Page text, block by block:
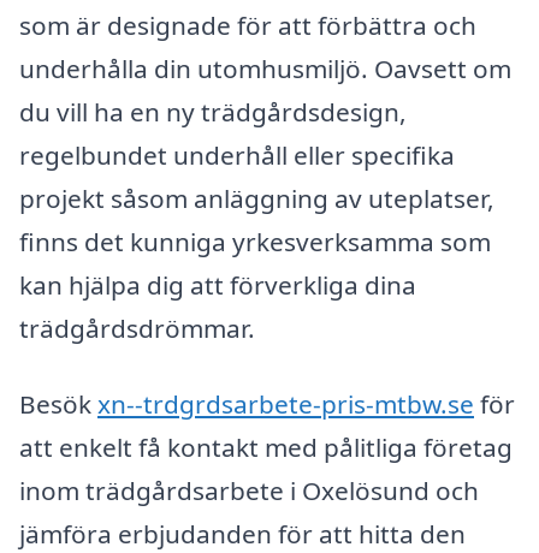
som är designade för att förbättra och
underhålla din utomhusmiljö. Oavsett om
du vill ha en ny trädgårdsdesign,
regelbundet underhåll eller specifika
projekt såsom anläggning av uteplatser,
finns det kunniga yrkesverksamma som
kan hjälpa dig att förverkliga dina
trädgårdsdrömmar.
Besökxn--trdgrdsarbete-pris-mtbw.se för
att enkelt få kontakt med pålitliga företag
inom trädgårdsarbete i Oxelösund och
jämföra erbjudanden för att hitta den